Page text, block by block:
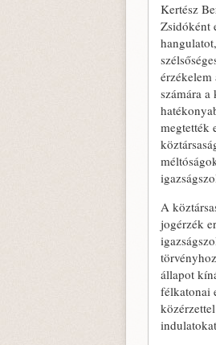
Kertész
Zsidóként
érzékelem
számára
megtették
A
jogérzék
állapot
félkatonai